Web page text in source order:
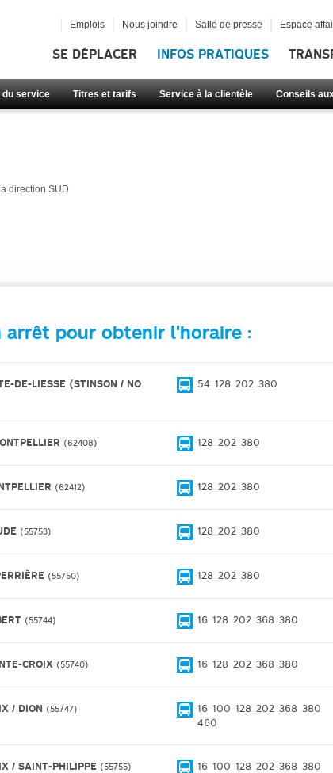
SE DÉPLACER INFOS PRATIQUES
du service Titres et tarifs Service à la clientèle Conseils
Emplois Nous joindre Salle de presse Espace
direction SUD
arrêt pour obtenir l'horaire :
DE-LIESSE (STINSON / NO
54 128 202 380
62408 128 202 380
62412 128 202 380
55753 128 202 380
55750 128 202 380
55744 16 128 202 368 380
CROIX 55740 16 128 202 368 380
/ DION 55747 16 100 128 202 368 380
460
/ SAINT-PHILIPPE 55755 16 100 128 202 368 380